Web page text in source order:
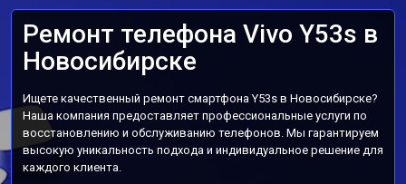
Ремонт телефона Vivo Y53s в
Новосибирске
Ищете качественный ремонт смартфона Y53s в Новосибирске?
Наша компания предоставляет профессиональные услуги по
восстановлению и обслуживанию телефонов. Мы гарантируем
высокую уникальность подхода и индивидуальное решение для
каждого клиента.